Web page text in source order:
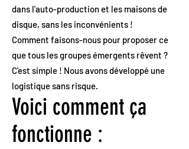
dans l'auto-production et les maisons de
disque, sans les inconvénients !
Comment faisons-nous pour proposer ce
que tous les groupes émergents rêvent ?
C'est simple ! Nous avons développé une
logistique sans risque.
Voici comment ça
fonctionne :